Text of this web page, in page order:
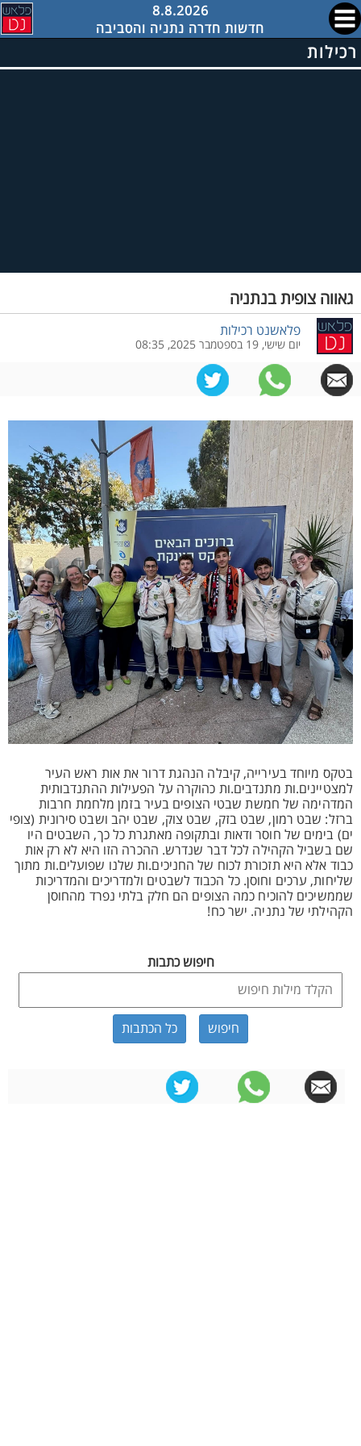
8.8.2026
חדשות חדרה נתניה והסביבה
רכילות
גאווה צופית בנתניה
פלאשנט רכילות
יום שישי, 19 בספטמבר 2025, 08:35
בטקס מיוחד בעירייה, קיבלה הנהגת דרור את אות ראש העיר
למצטיינים.ות מתנדבים.ות כהוקרה על הפעילות ההתנדבותית
המדהימה של חמשת שבטי הצופים בעיר בזמן מלחמת חרבות
ברזל: שבט רמון, שבט בזק, שבט צוק, שבט יהב ושבט סירונית (צופי
ים) בימים של חוסר ודאות ובתקופה מאתגרת כל כך, השבטים היו
שם בשביל הקהילה לכל דבר שנדרש. ההכרה הזו היא לא רק אות
כבוד אלא היא תזכורת לכוח של החניכים.ות שלנו שפועלים.ות מתוך
שליחות, ערכים וחוסן. כל הכבוד לשבטים ולמדריכים והמדריכות
שממשיכים להוכיח כמה הצופים הם חלק בלתי נפרד מהחוסן
הקהילתי של נתניה. ישר כח!
חיפוש כתבות
כל הכתבות